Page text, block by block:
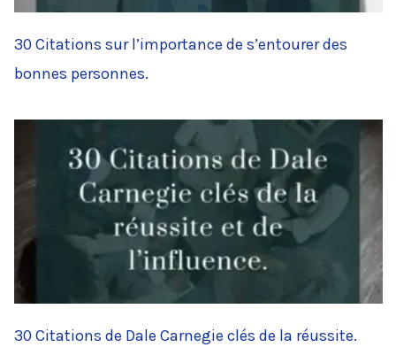
30 Citations sur l’importance de s’entourer des
bonnes personnes.
30 Citations de Dale Carnegie clés de la réussite.